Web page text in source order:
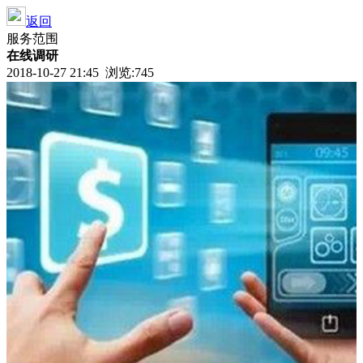
返回
服务范围
在线调研
2018-10-27 21:45 浏览:745